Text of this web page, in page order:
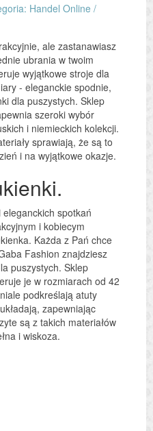
Handel Online /
ale zastanawiasz
ubrania w twoim
wyjątkowe stroje dla
- eleganckie spodnie,
dla puszystych. Sklep
szeroki wybór
i niemieckich kolekcji.
sprawiają, że są to
i na wyjątkowe okazje.
spotkań
i kobiecym
Każda z Pań chce
Fashion znajdziesz
puszystych. Sklep
je w rozmiarach od 42
podkreślają atuty
zapewniając
są z takich materiałów
i wiskoza.